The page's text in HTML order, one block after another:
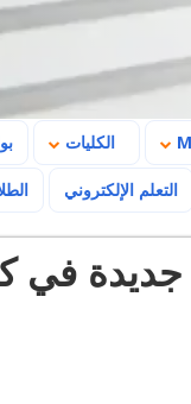
الكليات
التعلم الإلكتروني
في